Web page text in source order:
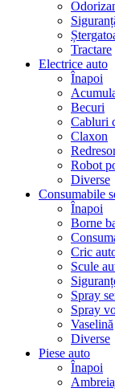
Tractare
Electrice auto
Înapoi
Becuri
Cabluri
Claxon
Robot
Diverse
Consumabile
Înapoi
Borne
Cric
Scule
Spray
Spray
Vaselină
Diverse
Piese auto
Înapoi